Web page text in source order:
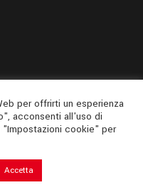
Nation
per offrirti un esperienza
acconsenti all'uso di
"Impostazioni cookie" per
Accetta